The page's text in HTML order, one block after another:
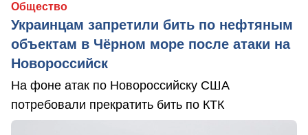
Общество
Украинцам запретили бить по нефтяным
объектам в Чёрном море после атаки на
Новороссийск
На фоне атак по Новороссийску США
потребовали прекратить бить по КТК